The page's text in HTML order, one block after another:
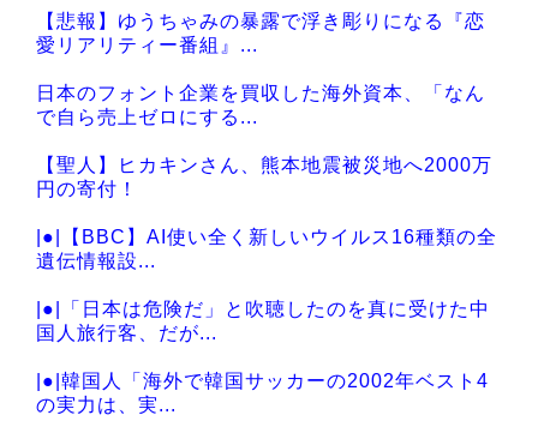
【悲報】ゆうちゃみの暴露で浮き彫りになる『恋
愛リアリティー番組』...
日本のフォント企業を買収した海外資本、「なん
で自ら売上ゼロにする...
【聖人】ヒカキンさん、熊本地震被災地へ2000万
円の寄付！
|●|【BBC】AI使い全く新しいウイルス16種類の全
遺伝情報設...
|●|「日本は危険だ」と吹聴したのを真に受けた中
国人旅行客、だが...
|●|韓国人「海外で韓国サッカーの2002年ベスト4
の実力は、実...